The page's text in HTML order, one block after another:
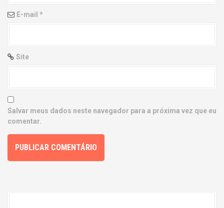
n E-mail *
Site
Salvar meus dados neste navegador para a próxima vez que eu
comentar.